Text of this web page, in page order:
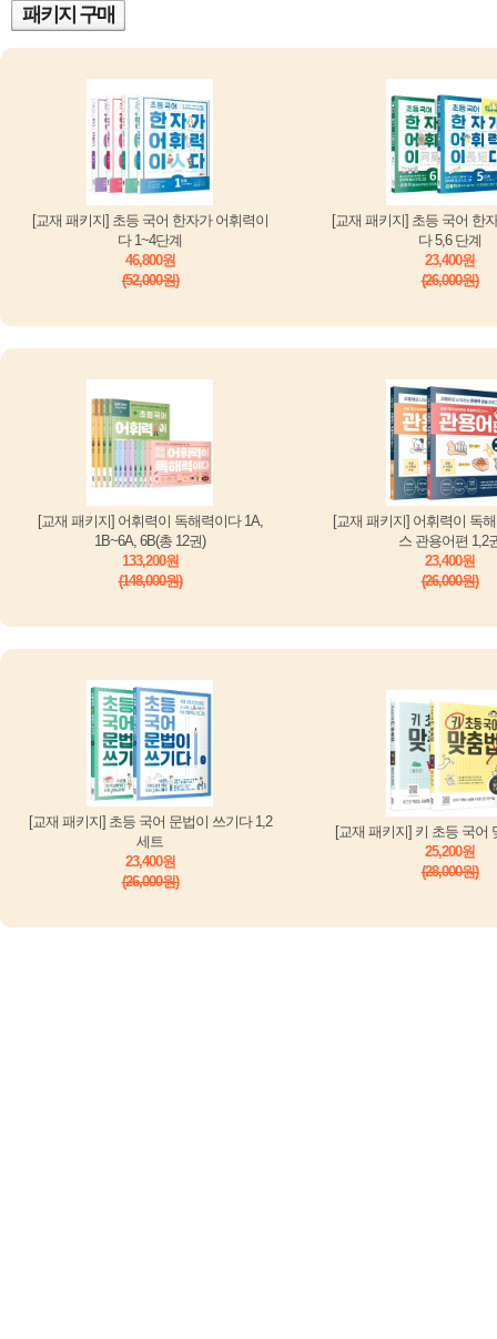
패키지 구매
[교재 패키지] 초등 국어 한자가 어휘력이
다 1~4단계
46,800원
(52,000원)
[교재 패키지] 초등 국어 한
다 5,6 단계
23,400원
(26,000원)
[교재 패키지] 어휘력이 독해력이다 1A,
1B~6A, 6B(총 12권)
133,200원
(148,000원)
[교재 패키지] 어휘력이 독
스 관용어편 1,2
23,400원
(26,000원)
[교재 패키지] 초등 국어 문법이 쓰기다 1,2
세트
23,400원
(26,000원)
[교재 패키지] 키 초등 국어
25,200원
(28,000원)